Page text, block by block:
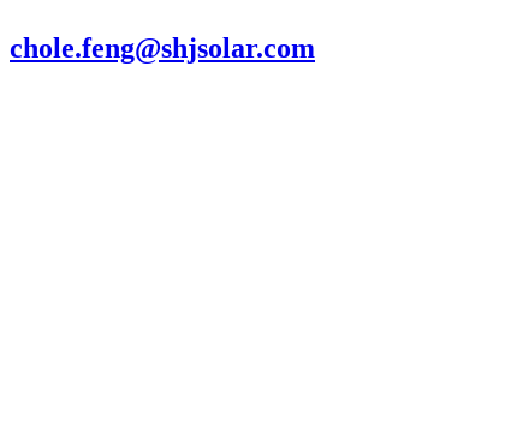
chole.feng@shjsolar.com